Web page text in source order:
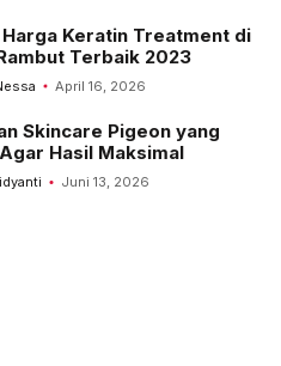
Keratin Treatment di
Terbaik 2023
April 16, 2026
Skincare Pigeon yang
Hasil Maksimal
Juni 13, 2026